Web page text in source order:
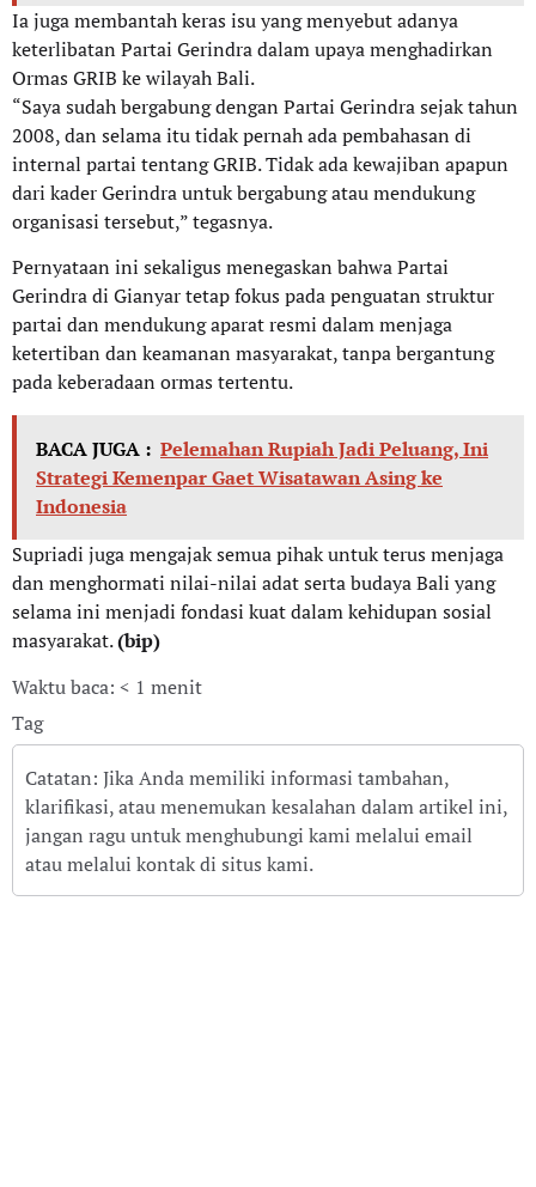
Ia juga membantah keras isu yang menyebut adanya
keterlibatan Partai Gerindra dalam upaya menghadirkan
Ormas GRIB ke wilayah Bali.
“Saya sudah bergabung dengan Partai Gerindra sejak tahun
2008, dan selama itu tidak pernah ada pembahasan di
internal partai tentang GRIB. Tidak ada kewajiban apapun
dari kader Gerindra untuk bergabung atau mendukung
organisasi tersebut,” tegasnya.
Pernyataan ini sekaligus menegaskan bahwa Partai
Gerindra di Gianyar tetap fokus pada penguatan struktur
partai dan mendukung aparat resmi dalam menjaga
ketertiban dan keamanan masyarakat, tanpa bergantung
pada keberadaan ormas tertentu.
BACA JUGA : Pelemahan Rupiah Jadi Peluang, Ini
Strategi Kemenpar Gaet Wisatawan Asing ke
Indonesia
Supriadi juga mengajak semua pihak untuk terus menjaga
dan menghormati nilai-nilai adat serta budaya Bali yang
selama ini menjadi fondasi kuat dalam kehidupan sosial
masyarakat.(bip)
Waktu baca: < 1 menit
Tag
Catatan: Jika Anda memiliki informasi tambahan,
klarifikasi, atau menemukan kesalahan dalam artikel ini,
jangan ragu untuk menghubungi kami melalui email
atau melalui kontak di situs kami.